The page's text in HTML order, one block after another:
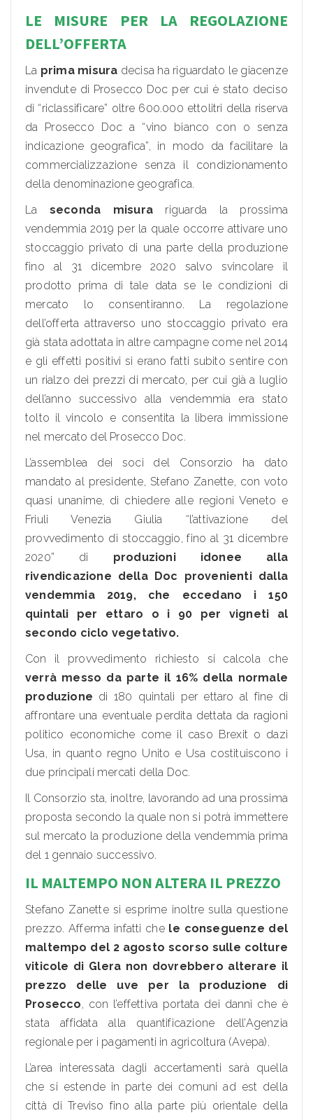
LE MISURE PER LA REGOLAZIONE
DELL’OFFERTA
La prima misura decisa ha riguardato le giacenze
invendute di Prosecco Doc per cui è stato deciso
di “riclassificare” oltre 600.000 ettolitri della riserva
da Prosecco Doc a “vino bianco con o senza
indicazione geografica”, in modo da facilitare la
commercializzazione senza il condizionamento
della denominazione geografica.
La seconda misurariguarda la prossima
vendemmia 2019 per la quale occorre attivare uno
stoccaggio privato di una parte della produzione
fino al 31 dicembre 2020 salvo svincolare il
prodotto prima di tale data se le condizioni di
mercato lo consentiranno. La regolazione
dell’offerta attraverso uno stoccaggio privato era
già stata adottata in altre campagne come nel 2014
e gli effetti positivi si erano fatti subito sentire con
un rialzo dei prezzi di mercato, per cui già a luglio
dell’anno successivo alla vendemmia era stato
tolto il vincolo e consentita la libera immissione
nel mercato del Prosecco Doc.
L’assemblea dei soci del Consorzio ha dato
mandato al presidente, Stefano Zanette, con voto
quasi unanime, di chiedere alle regioni Veneto e
Friuli Venezia Giulia “l’attivazione del
provvedimento di stoccaggio, fino al 31 dicembre
2020” di produzioni idonee alla
rivendicazione della Doc provenienti dalla
vendemmia 2019, che eccedano i 150
quintali per ettaro o i 90 per vigneti al
secondo ciclo vegetativo.
Con il provvedimento richiesto si calcola che
verrà messo da parte il 16% della normale
produzione di 180 quintali per ettaro al fine di
affrontare una eventuale perdita dettata da ragioni
politico economiche come il caso Brexit o dazi
Usa, in quanto regno Unito e Usa costituiscono i
due principali mercati della Doc.
Il Consorzio sta, inoltre, lavorando ad una prossima
proposta secondo la quale non si potrà immettere
sul mercato la produzione della vendemmia prima
del 1 gennaio successivo.
IL MALTEMPO NON ALTERA IL PREZZO
Stefano Zanette si esprime inoltre sulla questione
prezzo. Afferma infatti che le conseguenze del
maltempo del 2 agosto scorso sulle colture
viticole di Glera non dovrebbero alterare il
prezzo delle uve per la produzione di
Prosecco, con l’effettiva portata dei danni che è
stata affidata alla quantificazione dell’Agenzia
regionale per i pagamenti in agricoltura (Avepa).
L’area interessata dagli accertamenti sarà quella
che si estende in parte dei comuni ad est della
città di Treviso fino alla parte più orientale della